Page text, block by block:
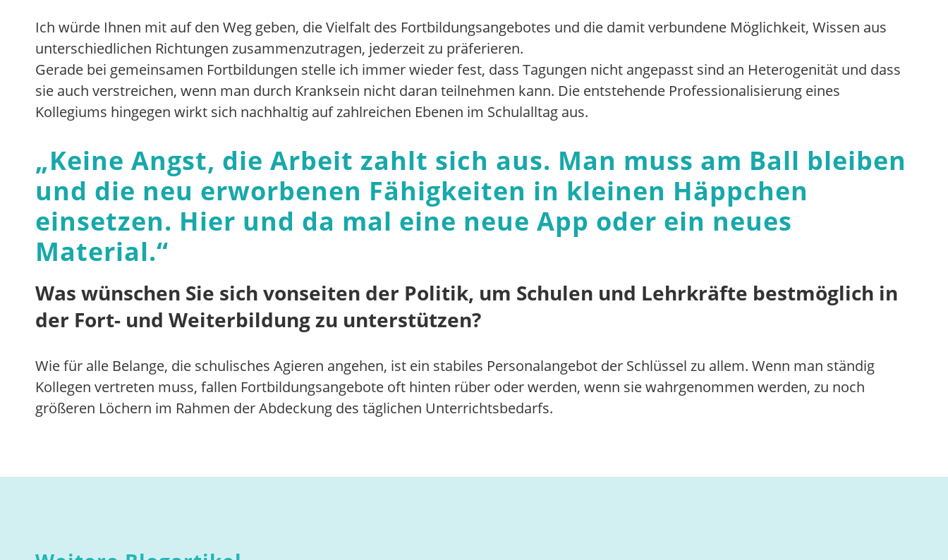
Ich würde Ihnen mit auf den Weg geben, die Vielfalt des Fortbildungsangebotes und die damit verbundene Möglichkeit, Wissen aus
unterschiedlichen Richtungen zusammenzutragen, jederzeit zu präferieren.
Gerade bei gemeinsamen Fortbildungen stelle ich immer wieder fest, dass Tagungen nicht angepasst sind an Heterogenität und dass
sie auch verstreichen, wenn man durch Kranksein nicht daran teilnehmen kann. Die entstehende Professionalisierung eines
Kollegiums hingegen wirkt sich nachhaltig auf zahlreichen Ebenen im Schulalltag aus.
„Keine Angst, die Arbeit zahlt sich aus. Man muss am Ball bleiben
und die neu erworbenen Fähigkeiten in kleinen Häppchen
einsetzen. Hier und da mal eine neue App oder ein neues
Material.“
Was wünschen Sie sich vonseiten der Politik, um Schulen und Lehrkräfte bestmöglich in
der Fort- und Weiterbildung zu unterstützen?
Wie für alle Belange, die schulisches Agieren angehen, ist ein stabiles Personalangebot der Schlüssel zu allem. Wenn man ständig
Kollegen vertreten muss, fallen Fortbildungsangebote oft hinten rüber oder werden, wenn sie wahrgenommen werden, zu noch
größeren Löchern im Rahmen der Abdeckung des täglichen Unterrichtsbedarfs.